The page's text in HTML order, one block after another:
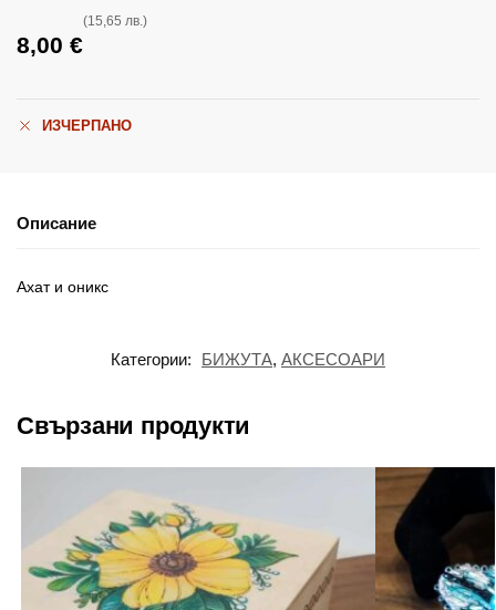
8,00 €
(15,65 лв.)
ИЗЧЕРПАНО
Описание
Ахат и оникс
Категории: БИЖУТА, АКСЕСОАРИ
Свързани продукти